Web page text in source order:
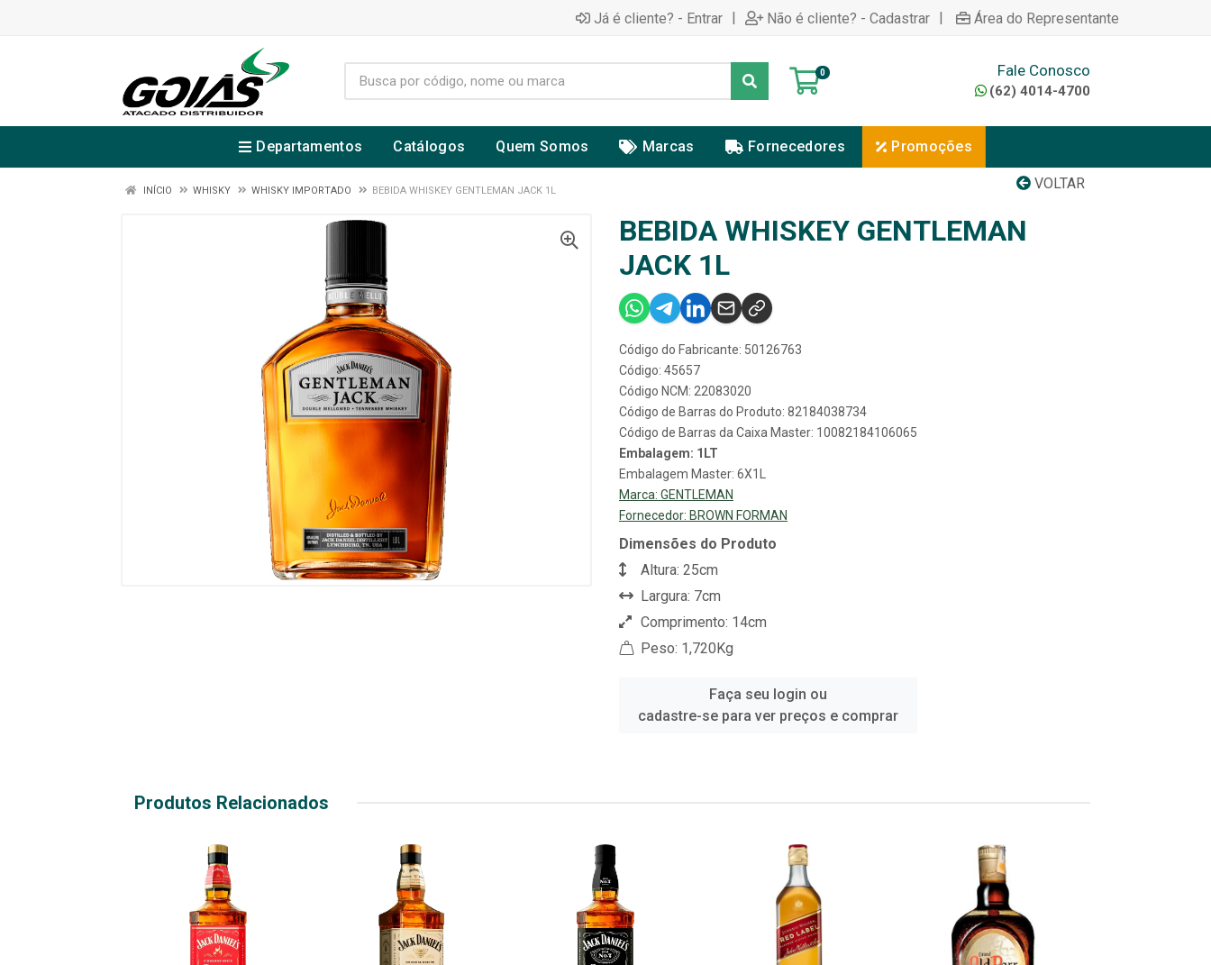
Já é cliente? - Entrar | Não é cliente? - Cadastrar | Área do Representante
0 Fale Conosco
(62) 4014-4700
Departamentos Catálogos Quem Somos Marcas Fornecedores Promoções
VOLTAR
INÍCIO WHISKY WHISKY IMPORTADO BEBIDA WHISKEY GENTLEMAN JACK 1L
BEBIDA WHISKEY GENTLEMAN
JACK 1L
Código do Fabricante: 50126763
Código: 45657
Código NCM: 22083020
Código de Barras do Produto: 82184038734
Código de Barras da Caixa Master: 10082184106065
Embalagem: 1LT
Embalagem Master: 6X1L
Marca: GENTLEMAN
Fornecedor: BROWN FORMAN
Dimensões do Produto
Altura: 25cm
Largura: 7cm
Comprimento: 14cm
Peso: 1,720Kg
Faça seu login ou
cadastre-se para ver preços e comprar
Produtos Relacionados